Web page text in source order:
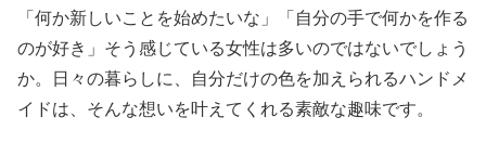
「何か新しいことを始めたいな」「自分の手で何かを作る
のが好き」そう感じている女性は多いのではないでしょう
か。日々の暮らしに、自分だけの色を加えられるハンドメ
イドは、そんな想いを叶えてくれる素敵な趣味です。